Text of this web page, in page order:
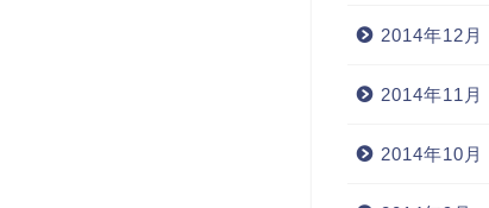
2014年12月
2014年11月
2014年10月